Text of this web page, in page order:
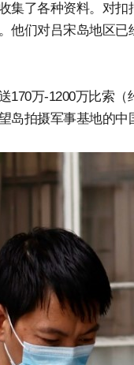
集了各种资料。对
他们对吕宋岛地区
万-1200万比索
岛拍摄军事基地的